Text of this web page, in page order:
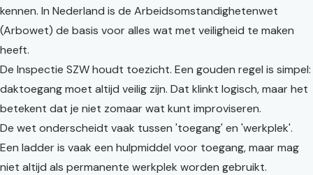
kennen. In Nederland is de Arbeidsomstandighetenwet
(Arbowet) de basis voor alles wat met veiligheid te maken
heeft.
De Inspectie SZW houdt toezicht. Een gouden regel is simpel:
daktoegang moet altijd veilig zijn. Dat klinkt logisch, maar het
betekent dat je niet zomaar wat kunt improviseren.
De wet onderscheidt vaak tussen 'toegang' en 'werkplek'.
Een ladder is vaak een hulpmiddel voor toegang, maar mag
niet altijd als permanente werkplek worden gebruikt.